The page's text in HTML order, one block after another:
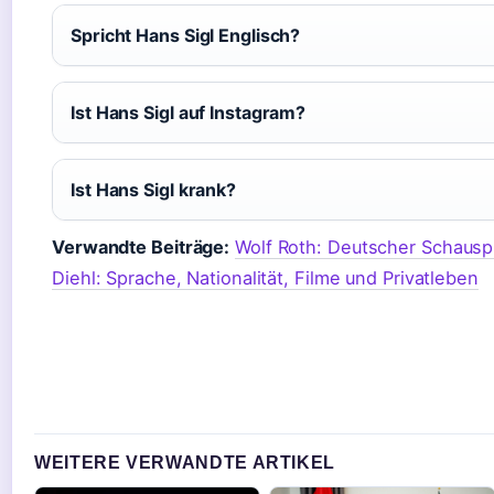
Spricht Hans Sigl Englisch?
Ist Hans Sigl auf Instagram?
Ist Hans Sigl krank?
Verwandte Beiträge: Wolf Roth: Deutscher
Diehl: Sprache, Nationalität, Filme und Privatleben
WEITERE VERWANDTE ARTIKEL